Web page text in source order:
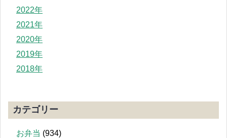
2022年
2021年
2020年
2019年
2018年
カテゴリー
お弁当 (934)